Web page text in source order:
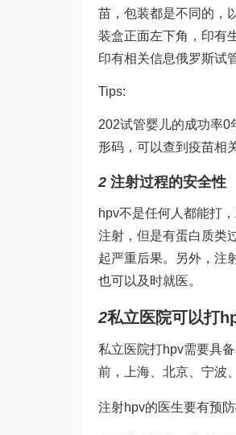
苗，包装都是不同的，
装盒正面左下角，印有
印有相关信息俄罗斯试
Tips:
202试管婴儿的成功率0
形码，可以查到疫苗相
2 注射过程的安全性
hpv不是任何人都能打
注射，但是有蛋白质类
起严重后果。另外，注
也可以及时就医。
2私立医院可以打
私立医院打hpv需要具
前，上海、北京、宁波
注射hpv的医生要有预